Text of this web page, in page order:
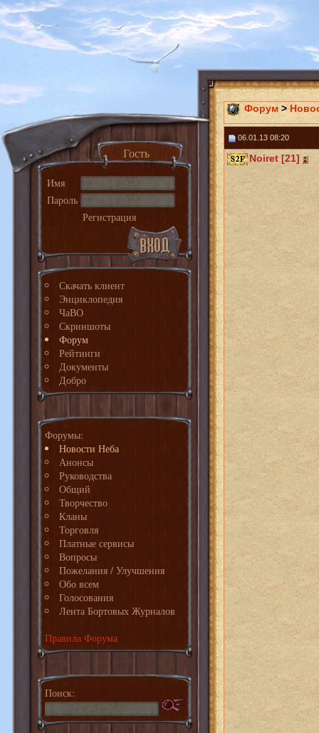
Гость
Имя
Пароль
Регистрация
Скачать клиент
Энциклопедия
ЧаВО
Скриншоты
Форум
Рейтинги
Документы
Добро
Форумы:
Новости Неба
Анонсы
Руководства
Общий
Творчество
Кланы
Торговля
Платные сервисы
Вопросы
Пожелания / Улучшения
Обо всем
Голосования
Лента Бортовых Журналов
Правила Форума
Поиск:
Форум >
06.01.13 08:20
Noiret [21]